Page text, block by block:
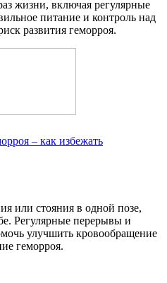
жизни, включая регулярные
питание и контроль над
развития геморроя.
– как избежать
или стояния в одной позе,
Регулярные перерывы и
улучшить кровообращение
геморроя.